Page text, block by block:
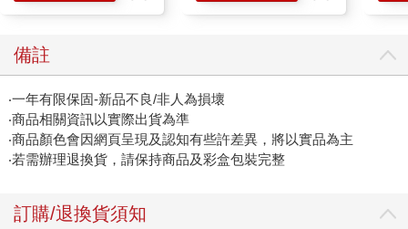
備註
‧一年有限保固-新品不良/非人為損壞
‧商品相關資訊以實際出貨為準
‧商品顏色會因網頁呈現及認知有些許差異，將以實品為主
‧若需辦理退換貨，請保持商品及彩盒包裝完整
訂購/退換貨須知